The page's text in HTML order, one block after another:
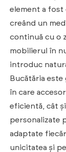
element a
creând un
continuă cu o
mobilierul în
introduc
Bucătăria
în care
eficientă, cât
personalizate
adaptate
unicitatea și